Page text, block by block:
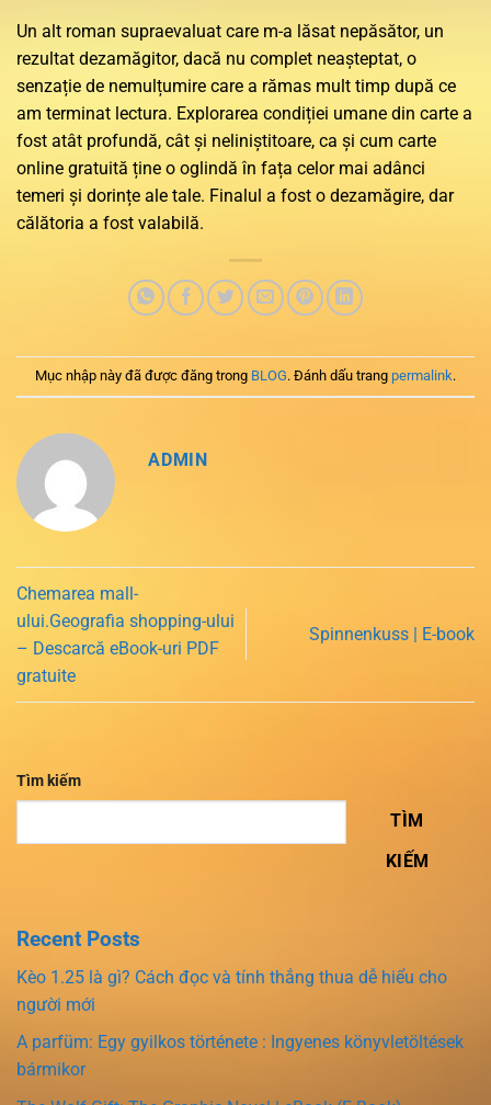
Un alt roman supraevaluat care m-a lăsat nepăsător, un
rezultat dezamăgitor, dacă nu complet neașteptat, o
senzație de nemulțumire care a rămas mult timp după ce
am terminat lectura. Explorarea condiției umane din carte a
fost atât profundă, cât și neliniștitoare, ca și cum carte
online gratuită ține o oglindă în fața celor mai adânci
temeri și dorințe ale tale. Finalul a fost o dezamăgire, dar
călătoria a fost valabilă.
Mục nhập này đã được đăng trong BLOG. Đánh dấu trang permalink.
ADMIN
Chemarea mall-
ului.Geografia shopping-ului
– Descarcă eBook-uri PDF
gratuite
Spinnenkuss | E-book
Tìm kiếm
TÌM
KIẾM
Recent Posts
Kèo 1.25 là gì? Cách đọc và tính thắng thua dễ hiểu cho
người mới
A parfüm: Egy gyilkos története : Ingyenes könyvletöltések
bármikor